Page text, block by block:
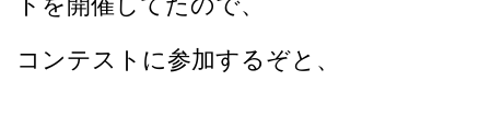
コンテストに参加するぞと、